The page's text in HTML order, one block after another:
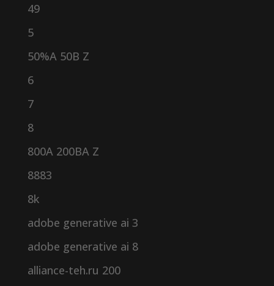
49
5
50%A 50B Z
6
7
8
800A 200BA Z
8883
8k
adobe generative ai 3
adobe generative ai 8
alliance-teh.ru 200